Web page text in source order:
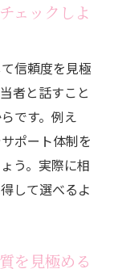
ェックしよ
信頼度を見極
者と話すこと
です。例え
ポート体制を
う。実際に相
して選べるよ
を見極める